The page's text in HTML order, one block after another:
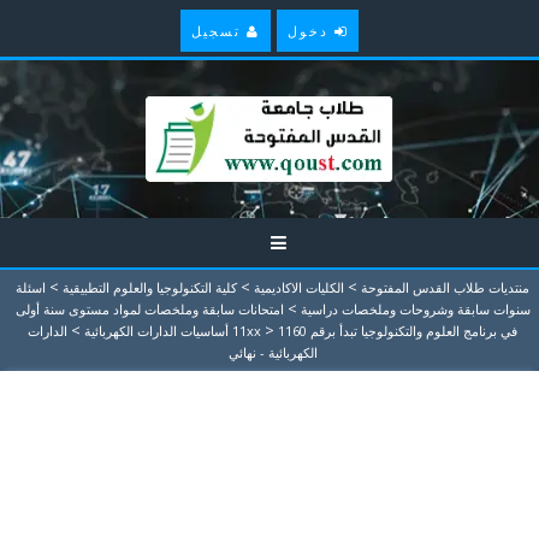
دخول تسجيل
منتديات طلاب القدس المفتوحة > الكليات الاكاديمية > كلية التكنولوجيا والعلوم التطبيقية > اسئلة
سنوات سابقة وشروحات وملخصات دراسية > امتحانات سابقة وملخصات لمواد مستوى سنة أولى
في برنامج العلوم والتكنولوجيا تبدأ برقم 11xx
> 1160 أساسيات الدارات الكهربائية > الدارات
الكهربائية - نهائي